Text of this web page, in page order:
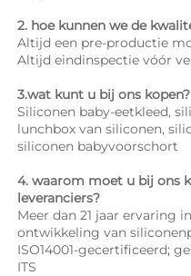
2. hoe kunnen we de
Altijd een pre-productie
Altijd eindinspectie vóór
3.wat kunt u bij ons kopen?
Siliconen baby-eetkleed,
lunchbox van siliconen,
siliconen babyvoorschort
4. waarom moet u bij ons
leveranciers?
Meer dan 21 jaar ervaring
ontwikkeling van
ISO14001-gecertificeerd;
ITS